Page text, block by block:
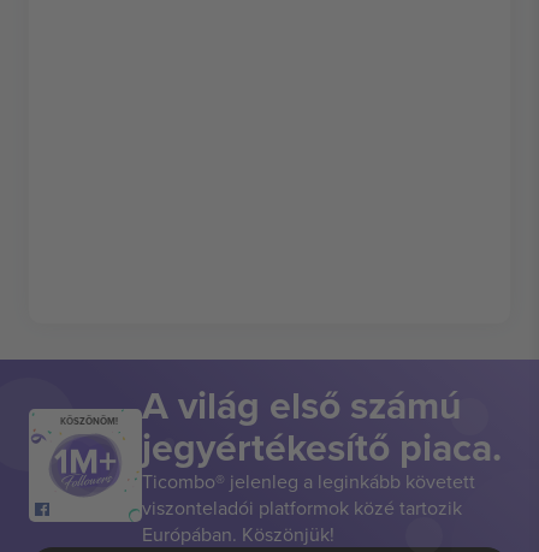
KÖSZÖNÖM! A világ első számú
jegyértékesítő piaca.
Ticombo® jelenleg a leginkább követett
viszonteladói platformok közé tartozik
Európában. Köszönjük!